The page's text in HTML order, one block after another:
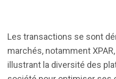
Les transactions se sont
marchés, notamment XPAR,
illustrant la diversité des